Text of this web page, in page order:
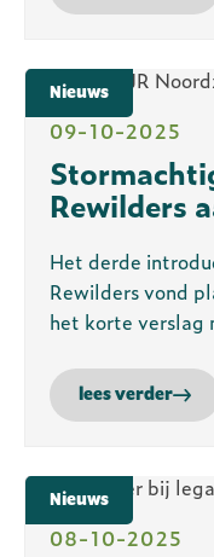
Nieuws
09-10-2025
Rewilders
Het derde
Rewilders vond
het korte verslag
lees verder
Nieuws
08-10-2025